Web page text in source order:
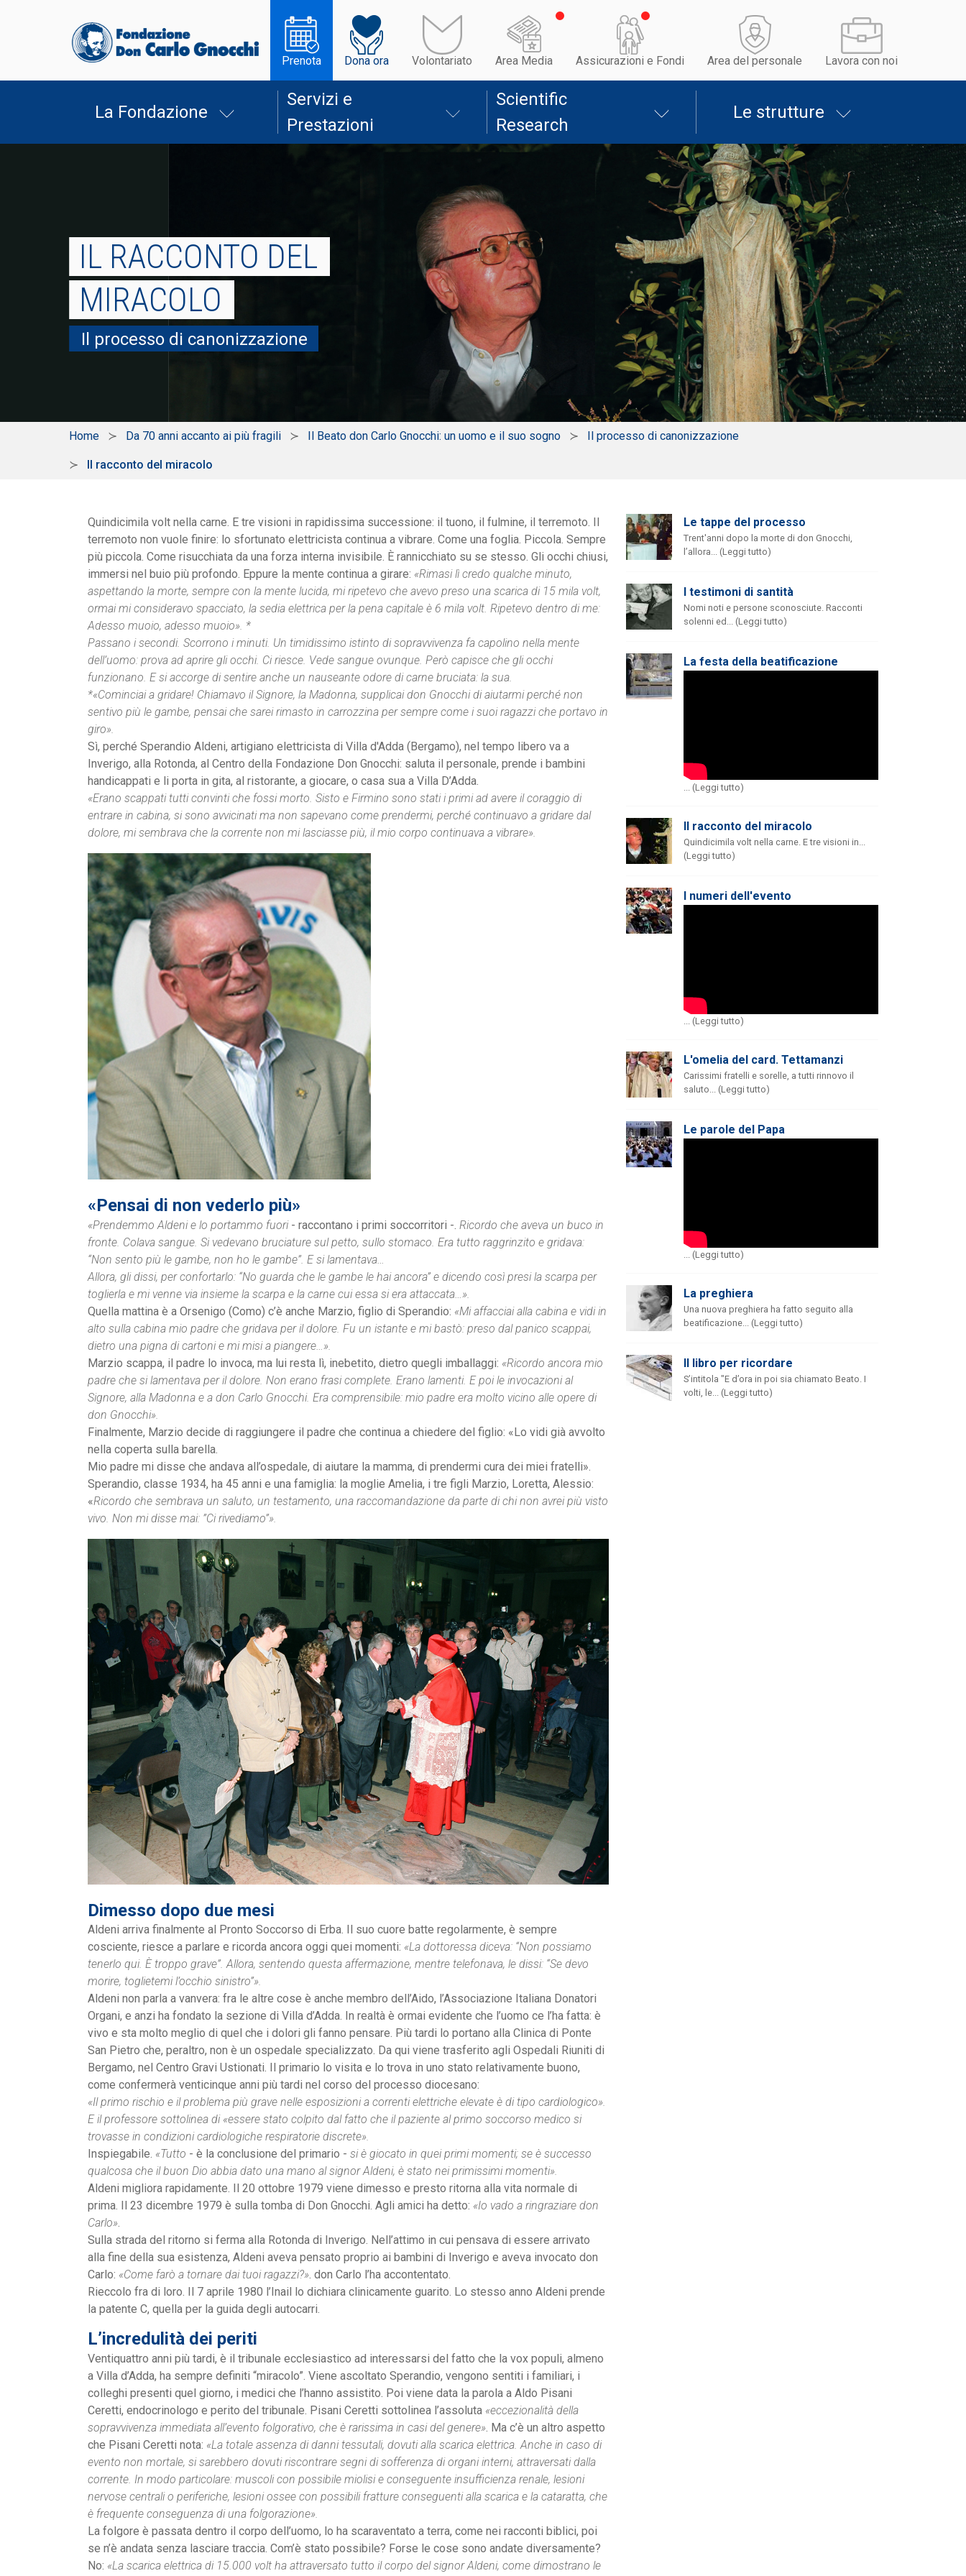
Prenota Dona ora Volontariato Area Media Assicurazioni e Fondi Area del personale Lavora con noi
La Fondazione
Servizi e
Prestazioni
Scientific
Research
Le strutture
IL RACCONTO DEL
MIRACOLO
Il processo di canonizzazione
Home Da 70 anni accanto ai più fragili Il Beato don Carlo Gnocchi: un uomo e il suo sogno Il processo di canonizzazione
Il racconto del miracolo
Quindicimila volt nella carne. E tre visioni in rapidissima successione: il tuono, il fulmine, il terremoto. Il
terremoto non vuole finire: lo sfortunato elettricista continua a vibrare. Come una foglia. Piccola. Sempre
più piccola. Come risucchiata da una forza interna invisibile. È rannicchiato su se stesso. Gli occhi chiusi,
immersi nel buio più profondo. Eppure la mente continua a girare: «Rimasi lì credo qualche minuto,
aspettando la morte, sempre con la mente lucida, mi ripetevo che avevo preso una scarica di 15 mila volt,
ormai mi consideravo spacciato, la sedia elettrica per la pena capitale è 6 mila volt. Ripetevo dentro di me:
Adesso muoio, adesso muoio». *
Passano i secondi. Scorrono i minuti. Un timidissimo istinto di sopravvivenza fa capolino nella mente
dell’uomo: prova ad aprire gli occhi. Ci riesce. Vede sangue ovunque. Però capisce che gli occhi
funzionano. E si accorge di sentire anche un nauseante odore di carne bruciata: la sua.
*«Cominciai a gridare! Chiamavo il Signore, la Madonna, supplicai don Gnocchi di aiutarmi perché non
sentivo più le gambe, pensai che sarei rimasto in carrozzina per sempre come i suoi ragazzi che portavo in
giro».
Sì, perché Sperandio Aldeni, artigiano elettricista di Villa d'Adda (Bergamo), nel tempo libero va a
Inverigo, alla Rotonda, al Centro della Fondazione Don Gnocchi: saluta il personale, prende i bambini
handicappati e li porta in gita, al ristorante, a giocare, o casa sua a Villa D’Adda.
«Erano scappati tutti convinti che fossi morto. Sisto e Firmino sono stati i primi ad avere il coraggio di
entrare in cabina, si sono avvicinati ma non sapevano come prendermi, perché continuavo a gridare dal
dolore, mi sembrava che la corrente non mi lasciasse più, il mio corpo continuava a vibrare».
«Pensai di non vederlo più»
«Prendemmo Aldeni e lo portammo fuori- raccontano i primi soccorritori -. Ricordo che aveva un buco in
fronte. Colava sangue. Si vedevano bruciature sul petto, sullo stomaco. Era tutto raggrinzito e gridava:
“Non sento più le gambe, non ho le gambe”. E si lamentava…
Allora, gli dissi, per confortarlo: “No guarda che le gambe le hai ancora” e dicendo così presi la scarpa per
toglierla e mi venne via insieme la scarpa e la carne cui essa si era attaccata…».
Quella mattina è a Orsenigo (Como) c’è anche Marzio, figlio di Sperandio: «Mi affacciai alla cabina e vidi in
alto sulla cabina mio padre che gridava per il dolore. Fu un istante e mi bastò: preso dal panico scappai,
dietro una pigna di cartoni e mi misi a piangere…».
Marzio scappa, il padre lo invoca, ma lui resta lì, inebetito, dietro quegli imballaggi: «Ricordo ancora mio
padre che si lamentava per il dolore. Non erano frasi complete. Erano lamenti. E poi le invocazioni al
Signore, alla Madonna e a don Carlo Gnocchi. Era comprensibile: mio padre era molto vicino alle opere di
don Gnocchi».
Finalmente, Marzio decide di raggiungere il padre che continua a chiedere del figlio: «Lo vidi già avvolto
nella coperta sulla barella.
Mio padre mi disse che andava all’ospedale, di aiutare la mamma, di prendermi cura dei miei fratelli».
Sperandio, classe 1934, ha 45 anni e una famiglia: la moglie Amelia, i tre figli Marzio, Loretta, Alessio:
«Ricordo che sembrava un saluto, un testamento, una raccomandazione da parte di chi non avrei più visto
vivo. Non mi disse mai: ”Ci rivediamo”».
Dimesso dopo due mesi
Aldeni arriva finalmente al Pronto Soccorso di Erba. Il suo cuore batte regolarmente, è sempre
cosciente, riesce a parlare e ricorda ancora oggi quei momenti: «La dottoressa diceva: “Non possiamo
tenerlo qui. È troppo grave”. Allora, sentendo questa affermazione, mentre telefonava, le dissi: “Se devo
morire, toglietemi l’occhio sinistro”».
Aldeni non parla a vanvera: fra le altre cose è anche membro dell’Aido, l’Associazione Italiana Donatori
Organi, e anzi ha fondato la sezione di Villa d’Adda. In realtà è ormai evidente che l’uomo ce l’ha fatta: è
vivo e sta molto meglio di quel che i dolori gli fanno pensare. Più tardi lo portano alla Clinica di Ponte
San Pietro che, peraltro, non è un ospedale specializzato. Da qui viene trasferito agli Ospedali Riuniti di
Bergamo, nel Centro Gravi Ustionati. Il primario lo visita e lo trova in uno stato relativamente buono,
come confermerà venticinque anni più tardi nel corso del processo diocesano:
«Il primo rischio e il problema più grave nelle esposizioni a correnti elettriche elevate è di tipo cardiologico».
E il professore sottolinea di «essere stato colpito dal fatto che il paziente al primo soccorso medico si
trovasse in condizioni cardiologiche respiratorie discrete».
Inspiegabile. «Tutto - è la conclusione del primario - si è giocato in quei primi momenti; se è successo
qualcosa che il buon Dio abbia dato una mano al signor Aldeni, è stato nei primissimi momenti».
Aldeni migliora rapidamente. Il 20 ottobre 1979 viene dimesso e presto ritorna alla vita normale di
prima. Il 23 dicembre 1979 è sulla tomba di Don Gnocchi. Agli amici ha detto: «Io vado a ringraziare don
Carlo».
Sulla strada del ritorno si ferma alla Rotonda di Inverigo. Nell’attimo in cui pensava di essere arrivato
alla fine della sua esistenza, Aldeni aveva pensato proprio ai bambini di Inverigo e aveva invocato don
Carlo: «Come farò a tornare dai tuoi ragazzi?». don Carlo l’ha accontentato.
Rieccolo fra di loro. Il 7 aprile 1980 l’Inail lo dichiara clinicamente guarito. Lo stesso anno Aldeni prende
la patente C, quella per la guida degli autocarri.
L’incredulità dei periti
Ventiquattro anni più tardi, è il tribunale ecclesiastico ad interessarsi del fatto che la vox populi, almeno
a Villa d’Adda, ha sempre definiti “miracolo”. Viene ascoltato Sperandio, vengono sentiti i familiari, i
colleghi presenti quel giorno, i medici che l’hanno assistito. Poi viene data la parola a Aldo Pisani
Ceretti, endocrinologo e perito del tribunale. Pisani Ceretti sottolinea l’assoluta «eccezionalità della
sopravvivenza immediata all’evento folgorativo, che è rarissima in casi del genere». Ma c’è un altro aspetto
che Pisani Ceretti nota: «La totale assenza di danni tessutali, dovuti alla scarica elettrica. Anche in caso di
evento non mortale, si sarebbero dovuti riscontrare segni di sofferenza di organi interni, attraversati dalla
corrente. In modo particolare: muscoli con possibile miolisi e conseguente insufficienza renale, lesioni
nervose centrali o periferiche, lesioni ossee con possibili fratture conseguenti alla scarica e la cataratta, che
è frequente conseguenza di una folgorazione».
La folgore è passata dentro il corpo dell’uomo, lo ha scaraventato a terra, come nei racconti biblici, poi
se n’è andata senza lasciare traccia. Com’è stato possibile? Forse le cose sono andate diversamente?
No: «La scarica elettrica di 15.000 volt ha attraversato tutto il corpo del signor Aldeni, come dimostrano le
Le tappe del processo
Trent'anni dopo la morte di don Gnocchi,
l’allora... (Leggi tutto)
I testimoni di santità
Nomi noti e persone sconosciute. Racconti
solenni ed... (Leggi tutto)
La festa della beatificazione
... (Leggi tutto)
Il racconto del miracolo
Quindicimila volt nella carne. E tre visioni in...
(Leggi tutto)
I numeri dell'evento
... (Leggi tutto)
L'omelia del card. Tettamanzi
Carissimi fratelli e sorelle, a tutti rinnovo il
saluto... (Leggi tutto)
Le parole del Papa
... (Leggi tutto)
La preghiera
Una nuova preghiera ha fatto seguito alla
beatificazione... (Leggi tutto)
Il libro per ricordare
S’intitola "E d’ora in poi sia chiamato Beato. I
volti, le... (Leggi tutto)